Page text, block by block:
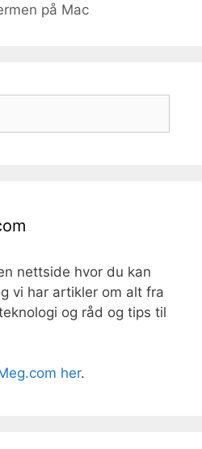
på Mac
nettside hvor du kan
vi har artikler om alt fra
og råd og tips til
her.